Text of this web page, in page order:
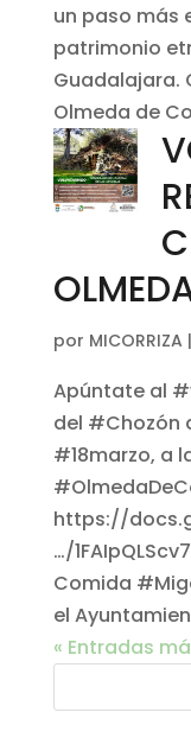
un paso más
patrimonio
Guadalajara.
Olmeda de
por MICORRIZA |
Apúntate al
del #Chozón
#18marzo, a
https://
…/
Comida
el
« Entradas